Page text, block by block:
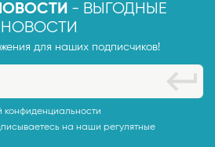
- ВЫГОДНЫЕ
НОВОСТИ
для наших подписчиков!
конфиденциальности
на наши регулятные